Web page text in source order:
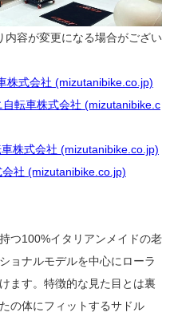
内容が変更になる場合がござい
株式会社 (mizutanibike.co.jp)
転車株式会社 (mizutanibike.c
株式会社 (mizutanibike.co.jp)
社 (mizutanibike.co.jp)
つ100%イタリアンメイドの老
ョナルモデルを中心にローラ
ます。特徴的な見た目とは裏
の体にフィットするサドル